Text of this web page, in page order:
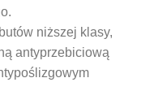
niższej klasy,
antyprzebiciową